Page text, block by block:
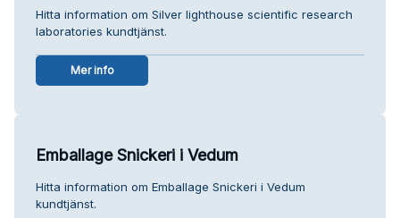
Hitta information om Silver lighthouse scientific research
laboratories kundtjänst.
Mer info
Emballage Snickeri i Vedum
Hitta information om Emballage Snickeri i Vedum
kundtjänst.